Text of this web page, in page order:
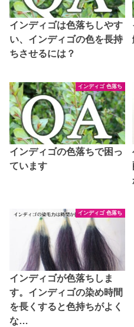
インディゴは色落ちしやす
い、インディゴの色を長持
ちさせるには？
インディゴ 色落ち
インディゴの色落ちで困っ
ています
インディゴ 色落ち
インディゴが色落ちしま
す。インディゴの染め時間
を長くすると色持ちがよく
な…